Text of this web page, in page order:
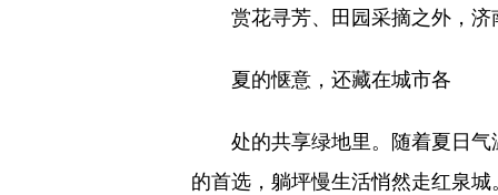
赏花寻芳、田园采摘之外，济
夏的惬意，还藏在城市各
处的共享绿地里。随着夏日气
的首选，躺坪慢生活悄然走红泉城